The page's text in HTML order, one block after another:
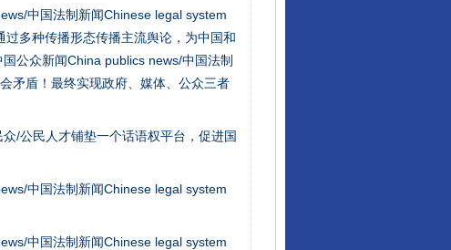
中国法制新闻Chinese legal system
多种传播形态传播主流舆论，为中国和
公众新闻China publics news/中国法制
矛盾！最终实现政府、媒体、公众三者
/公民人才铺垫一个话语权平台，促进国
中国法制新闻Chinese legal system
中国法制新闻Chinese legal system